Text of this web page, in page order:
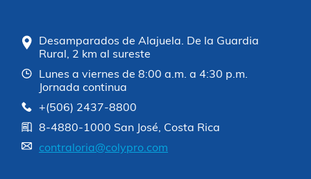
Desamparados de Alajuela. De la Guardia
Rural, 2 km al sureste
Lunes a viernes de 8:00 a.m. a 4:30 p.m.
Jornada continua
+(506) 2437-8800
8-4880-1000 San José, Costa Rica
contraloria@colypro.com